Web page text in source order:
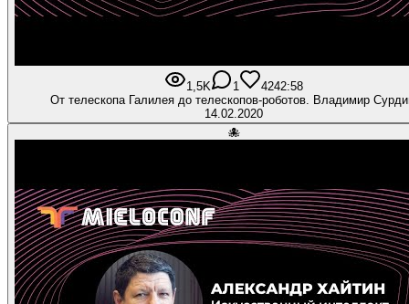
1,5K 1 4242:58
От телескопа Галилея до телескопов-роботов. Владимир
14.02.2020
🐙